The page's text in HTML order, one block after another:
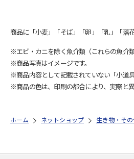
商品に「小麦」「そば」「卵」「乳」「落
※エビ・カニを除く魚介類（これらの魚介
※商品写真はイメージです。
※商品内容として記載されていない「小道
※商品の色は、印刷の都合により、実際と
ホーム ネットショップ 生き物・そ